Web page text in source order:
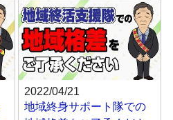
2022/04/21
地域終身サポート隊での